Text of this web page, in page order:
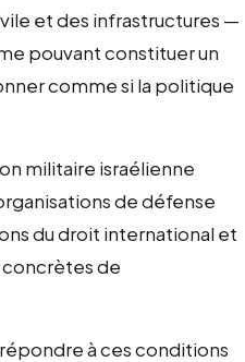
et des infrastructures —
pouvant constituer un
comme si la politique
militaire israélienne
de défense
du droit international et
concrètes de
à ces conditions